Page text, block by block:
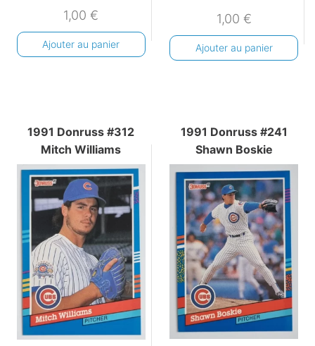
1,00€
Ajouter au panier
1,00 €
Ajouter au panier
1991 Donruss #312
Mitch Williams
1991 Donruss #241
Shawn Boskie